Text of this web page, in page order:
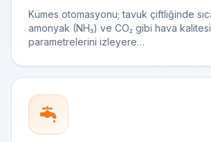
Kümes otomasyonu; tavuk çiftliğinde
amonyak (NH₃) ve CO₂ gibi hava kalitesi
parametrelerini izleyere…